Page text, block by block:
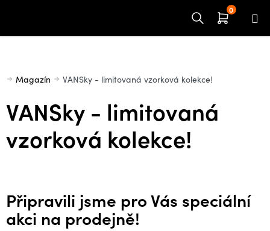
Domů
Magazín VANSky - limitovaná vzorková kolekce!
VANSky - limitovaná
vzorková kolekce!
Připravili jsme pro Vás speciální
akci na prodejně!